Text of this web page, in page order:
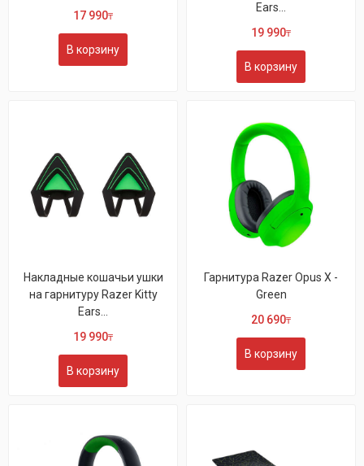
17 990₸
В корзину
Ears...
19 990₸
В корзину
Накладные кошачьи ушки
на гарнитуру Razer Kitty
Ears...
19 990₸
В корзину
Гарнитура Razer Opus X -
Green
20 690₸
В корзину